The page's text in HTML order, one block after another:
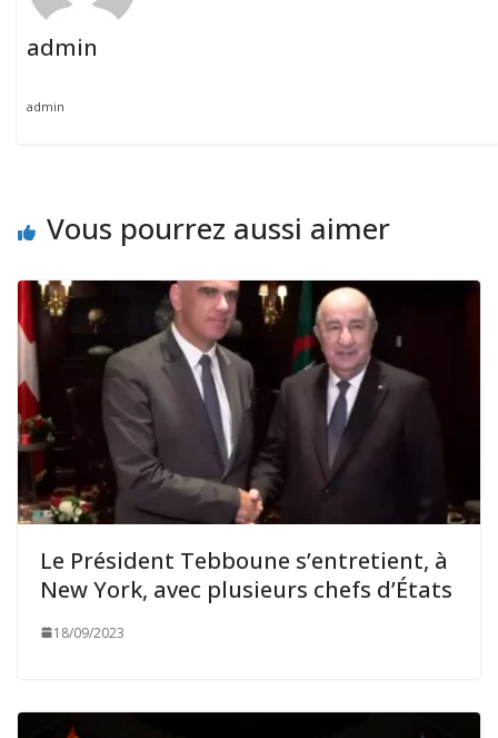
admin
admin
Vous pourrez aussi aimer
Le Président Tebboune s’entretient, à
New York, avec plusieurs chefs d’États
18/09/2023